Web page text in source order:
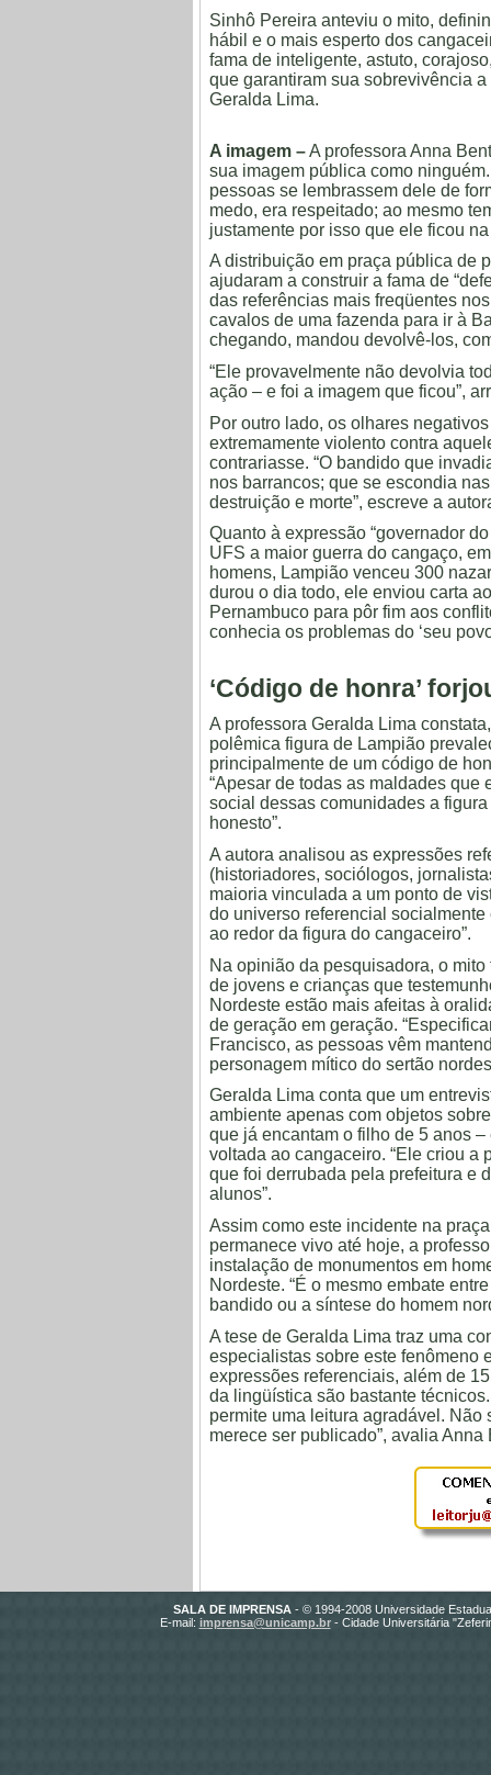
Sinhô Pereira anteviu o mito,
hábil e o mais esperto dos
fama de inteligente, astuto,
que garantiram sua sobrevivência
Geralda Lima.
A imagem –A professora Anna
sua imagem pública como
pessoas se lembrassem dele de
medo, era respeitado; ao mesmo
justamente por isso que ele ficou
A distribuição em praça pública de
ajudaram a construir a fama de
das referências mais freqüentes
cavalos de uma fazenda para ir à
chegando, mandou devolvê-los,
“Ele provavelmente não devolvia
ação – e foi a imagem que ficou”,
Por outro lado, os olhares
extremamente violento contra
contrariasse. “O bandido que
nos barrancos; que se escondia
destruição e morte”, escreve a
Quanto à expressão “governador
UFS a maior guerra do cangaço,
homens, Lampião venceu 300
durou o dia todo, ele enviou carta
Pernambuco para pôr fim aos
conhecia os problemas do ‘seu
‘Código de honra’
A professora Geralda Lima
polêmica figura de Lampião
principalmente de um código de
“Apesar de todas as maldades
social dessas comunidades a
honesto”.
A autora analisou as expressões
(historiadores, sociólogos,
maioria vinculada a um ponto de
do universo referencial
ao redor da figura do cangaceiro”.
Na opinião da pesquisadora, o
de jovens e crianças que
Nordeste estão mais afeitas à
de geração em geração.
Francisco, as pessoas vêm
personagem mítico do sertão
Geralda Lima conta que um
ambiente apenas com objetos
que já encantam o filho de 5 anos
voltada ao cangaceiro. “Ele criou a
que foi derrubada pela prefeitura e
alunos”.
Assim como este incidente na
permanece vivo até hoje, a
instalação de monumentos em
Nordeste. “É o mesmo embate
bandido ou a síntese do homem
A tese de Geralda Lima traz uma
especialistas sobre este fenômeno
expressões referenciais, além de
da lingüística são bastante
permite uma leitura agradável.
merece ser publicado”, avalia Anna
SALA DE IMPRENSA- © 1994-2008 Universidade
E-mail: imprensa@unicamp.br- Cidade Universitária